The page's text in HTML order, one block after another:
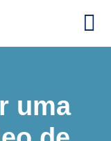
uma